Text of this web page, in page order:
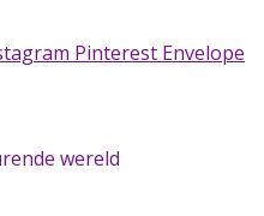
Pinterest Envelope
wereld